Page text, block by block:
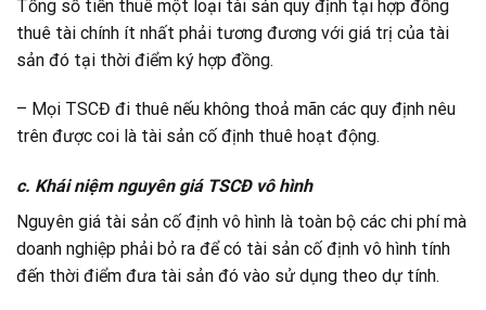
Tổng số tiền thuê một loại tài sản quy định tại hợp đồng
thuê tài chính ít nhất phải tương đương với giá trị của tài
sản đó tại thời điểm ký hợp đồng.
– Mọi TSCĐ đi thuê nếu không thoả mãn các quy định nêu
trên được coi là tài sản cố định thuê hoạt động.
c. Khái niệm nguyên giá TSCĐ vô hình
Nguyên giá tài sản cố định vô hình là toàn bộ các chi phí mà
doanh nghiệp phải bỏ ra để có tài sản cố định vô hình tính
đến thời điểm đưa tài sản đó vào sử dụng theo dự tính.